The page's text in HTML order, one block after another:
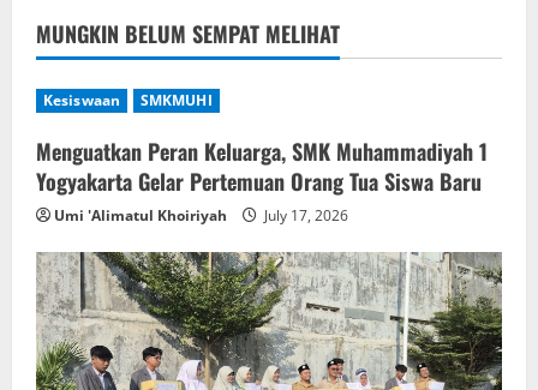
MUNGKIN BELUM SEMPAT MELIHAT
Kesiswaan SMKMUHI
Menguatkan Peran Keluarga, SMK Muhammadiyah 1
Yogyakarta Gelar Pertemuan Orang Tua Siswa Baru
Umi 'Alimatul Khoiriyah July 17, 2026